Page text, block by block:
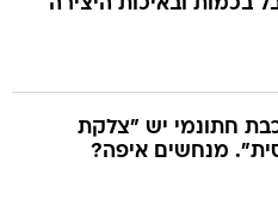
בכמות ובאיכות היצירה
חתונמי יש "צלקת
מנחשים איפה?